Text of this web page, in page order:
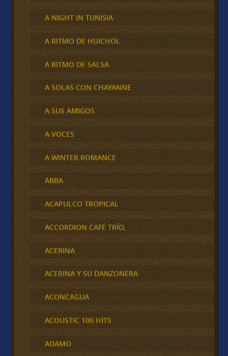
A NIGHT IN TUNISIA
A RITMO DE HUICHOL
A RITMO DE SALSA
A SOLAS CON CHAYANNE
A SUS AMIGOS
A VOCES
A WINTER ROMANCE
ABBA
ACAPULCO TROPICAL
ACCORDION CAFÉ TRÍO,
ACERINA
ACERINA Y SU DANZONERA
ACONCAGUA
ACOUSTIC 100 HITS
ADAMO